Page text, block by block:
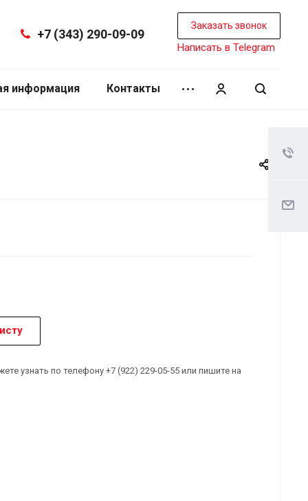
+7 (343) 290-09-09
Заказать звонок
Написать в Telegram
информация Контакты
узнать по телефону +7 (922) 229-05-55 или пишите на